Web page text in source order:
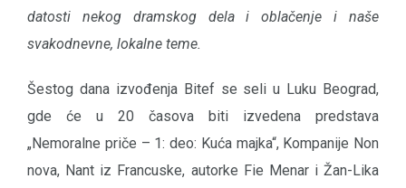
datosti nekog dramskog dela i oblačenje i naše
svakodnevne, lokalne teme.
Šestog dana izvođenja Bitef se seli u Luku Beograd,
gde će u 20 časova biti izvedena predstava
„Nemoralne priče – 1: deo: Kuća majka“, Kompanije Non
nova, Nant iz Francuske, autorke Fie Menar i Žan-Lika